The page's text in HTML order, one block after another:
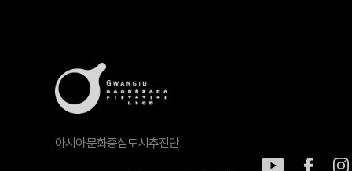
아시아문화중심도시추진단